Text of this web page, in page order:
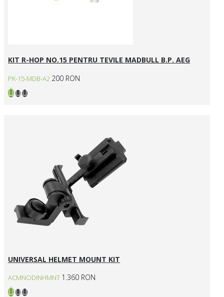
KIT R-HOP NO.15 PENTRU TEVILE MADBULL B.P. AEG
PK-15-MDB-A2 200 RON
UNIVERSAL HELMET MOUNT KIT
ACMNODINHMNT 1.360 RON